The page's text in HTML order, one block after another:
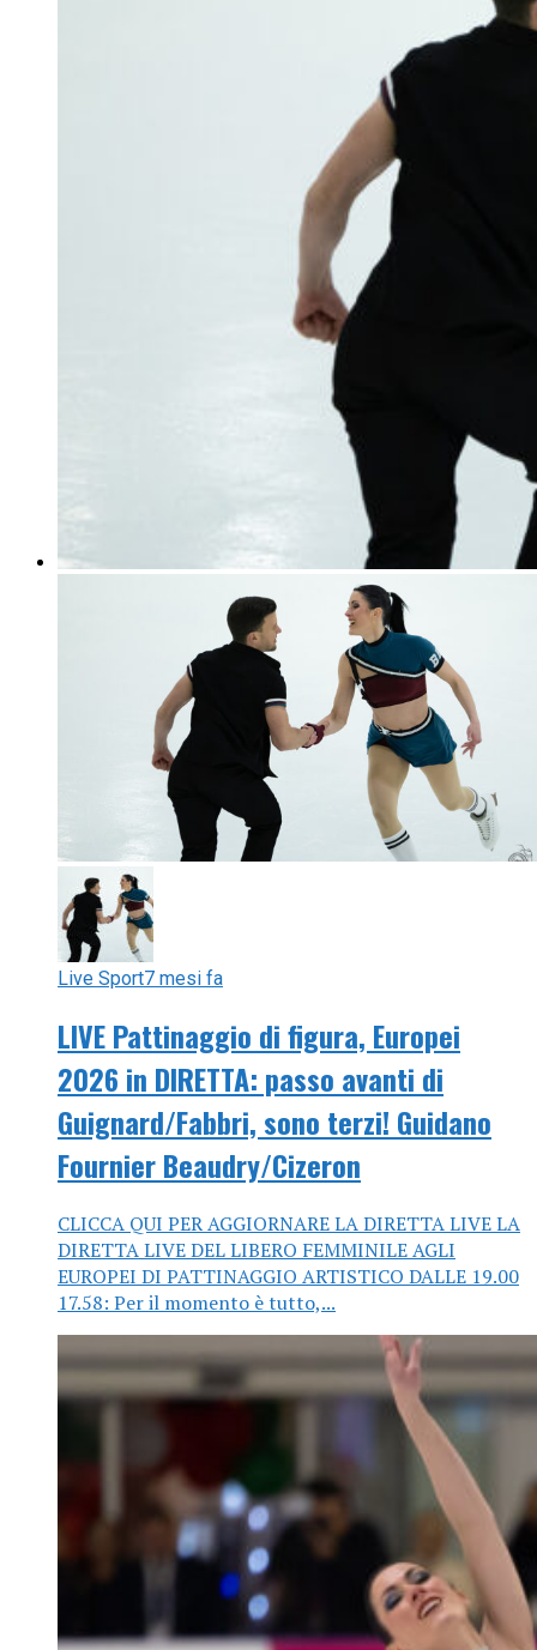
Live Sport7 mesi fa
LIVE Pattinaggio di figura, Europei
2026 in DIRETTA: passo avanti di
Guignard/Fabbri, sono terzi! Guidano
Fournier Beaudry/Cizeron
CLICCA QUI PER AGGIORNARE LA DIRETTA LIVE LA
DIRETTA LIVE DEL LIBERO FEMMINILE AGLI
EUROPEI DI PATTINAGGIO ARTISTICO DALLE 19.00
17.58: Per il momento è tutto,...